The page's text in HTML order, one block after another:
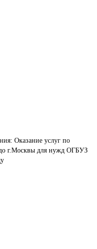
Оказание услуг по
до г.Москвы для нужд ОГБУЗ